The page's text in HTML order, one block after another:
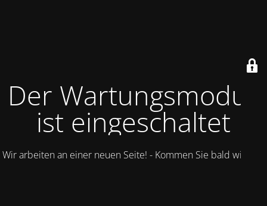
Der Wartungsmodus
ist eingeschaltet
Wir arbeiten an einer neuen Seite! - Kommen Sie bald wieder.